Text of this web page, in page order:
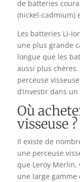
de batteries
(nickel-cadmium)
Les batteries Li-
une plus grande
longue que les
aussi plus chères.
perceuse
d’investir dans
Où
visseuse ?
Il existe de
une perceuse
que Leroy Merlin,
une large gamme